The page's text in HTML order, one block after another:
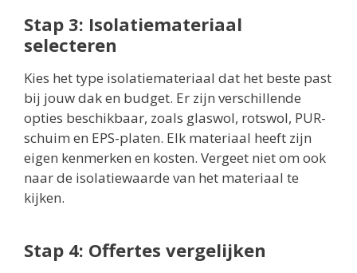
Stap 3: Isolatiemateriaal
selecteren
Kies het type isolatiemateriaal dat het beste past
bij jouw dak en budget. Er zijn verschillende
opties beschikbaar, zoals glaswol, rotswol, PUR-
schuim en EPS-platen. Elk materiaal heeft zijn
eigen kenmerken en kosten. Vergeet niet om ook
naar de isolatiewaarde van het materiaal te
kijken.
Stap 4: Offertes vergelijken